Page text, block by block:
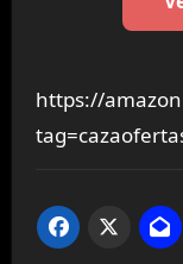
https://